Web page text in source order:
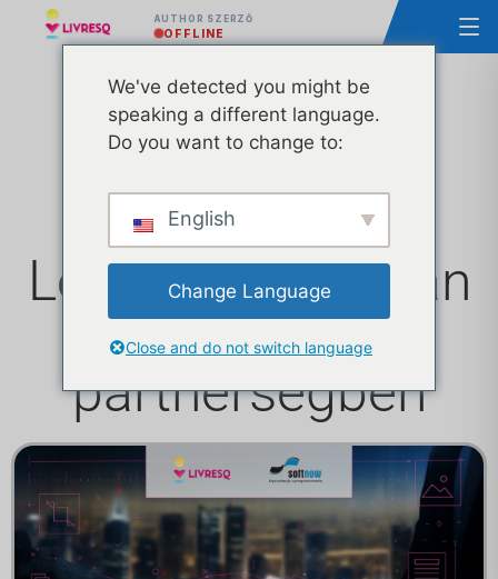
AUTHOR SZERZŐ
OFFLINE
LIVRESQ és
CoffeeLMS
elérhető
Lengyelországban
a Softnow-val
partnerségben
We've detected you might be
speaking a different language.
Do you want to change to:
English
Change Language
Close and do not switch language